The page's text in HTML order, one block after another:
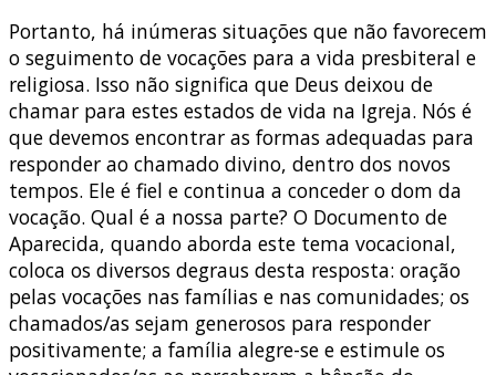
Portanto, há inúmeras situações que não favorecem
o seguimento de vocações para a vida presbiteral e
religiosa. Isso não significa que Deus deixou de
chamar para estes estados de vida na Igreja. Nós é
que devemos encontrar as formas adequadas para
responder ao chamado divino, dentro dos novos
tempos. Ele é fiel e continua a conceder o dom da
vocação. Qual é a nossa parte? O Documento de
Aparecida, quando aborda este tema vocacional,
coloca os diversos degraus desta resposta: oração
pelas vocações nas famílias e nas comunidades; os
chamados/as sejam generosos para responder
positivamente; a família alegre-se e estimule os